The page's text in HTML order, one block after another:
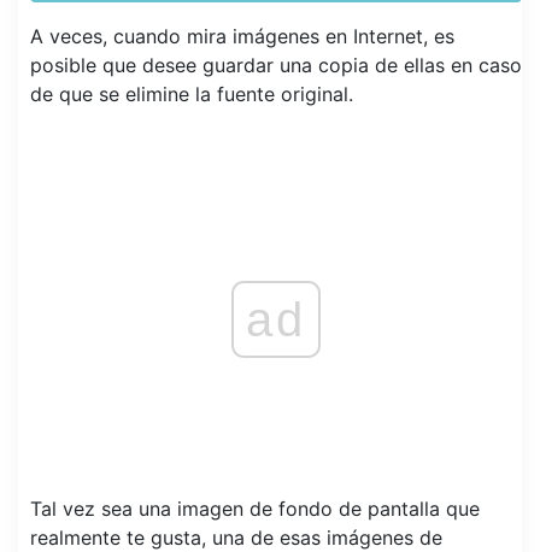
A veces, cuando mira imágenes en Internet, es
posible que desee guardar una copia de ellas en caso
de que se elimine la fuente original.
ad
Tal vez sea una imagen de fondo de pantalla que
realmente te gusta, una de esas imágenes de